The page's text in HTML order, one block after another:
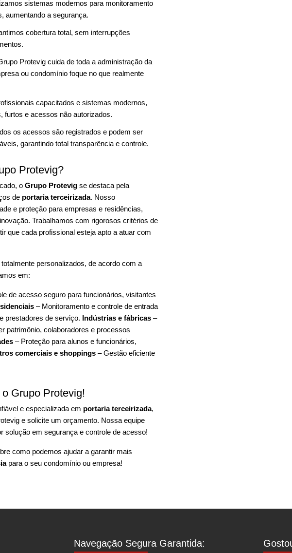
sistemas modernos para monitoramento
aumentando a segurança.
cobertura total, sem interrupções
Protevig cuida de toda a administração da
ou condomínio foque no que realmente
capacitados e sistemas modernos,
furtos e acessos não autorizados.
os acessos são registrados e podem ser
garantindo total transparência e controle.
Protevig?
o Grupo Protevig se destaca pela
de portaria terceirizada. Nosso
e proteção para empresas e residências,
Trabalhamos com rigorosos critérios de
que cada profissional esteja apto a atuar com
personalizados, de acordo com a
em:
de acesso seguro para funcionários, visitantes
– Monitoramento e controle de entrada
prestadores de serviço. Indústrias e fábricas –
patrimônio, colaboradores e processos
– Proteção para alunos e funcionários,
comerciais e shoppings – Gestão eficiente
Grupo Protevig!
e especializada em portaria terceirizada,
e solicite um orçamento. Nossa equipe
solução em segurança e controle de acesso!
como podemos ajudar a garantir mais
para o seu condomínio ou empresa!
Navegação Segura Garantida: